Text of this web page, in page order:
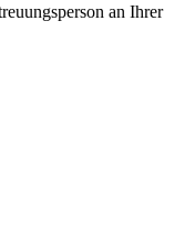
an Ihrer